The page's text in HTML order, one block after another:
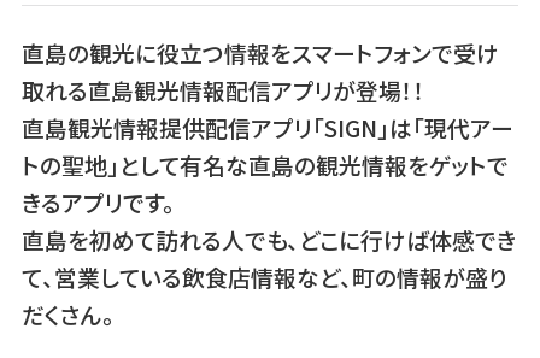
直島の観光に役立つ情報をスマートフォンで受け
取れる直島観光情報配信アプリが登場！！
直島観光情報提供配信アプリ「SIGN」は「現代アー
トの聖地」として有名な直島の観光情報をゲットで
きるアプリです。
直島を初めて訪れる人でも、どこに行けば体感でき
て、営業している飲食店情報など、町の情報が盛り
だくさん。